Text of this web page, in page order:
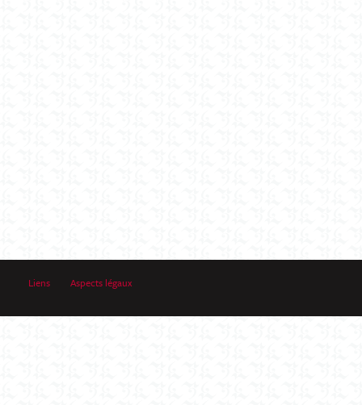
Liens Aspects légaux